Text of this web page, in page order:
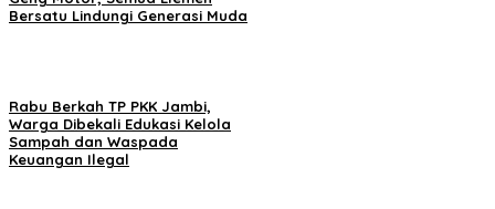
Bersatu Lindungi Generasi Muda
Rabu Berkah TP PKK Jambi,
Warga Dibekali Edukasi Kelola
Sampah dan Waspada
Keuangan Ilegal